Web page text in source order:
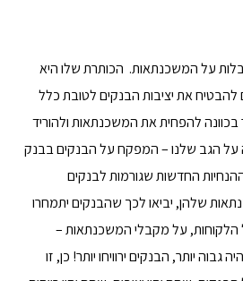
על המשכנתאות. הכותרת שלו היא
להבטיח את יציבות הבנקים לטובת כלל
להפחית את המשכנתאות ולהוריד
על הגב שלנו – המפקח על הבנקים בבנק
החדשות שגורמות לבנקים
שלהן, יביאו לכך שהבנקים יתמחרו
הלקוחות, על מקבלי המשכנתאות –
יותר, הבנקים ירוויחו יותר! כן, זו